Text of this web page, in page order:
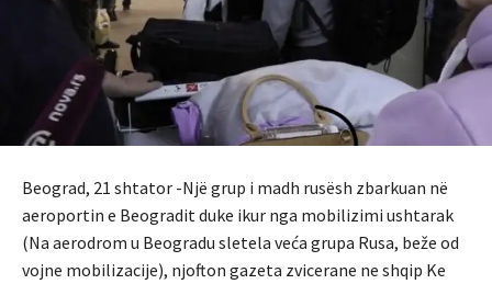
Beograd, 21 shtator -Një grup i madh rusësh zbarkuan në
aeroportin e Beogradit duke ikur nga mobilizimi ushtarak
(Na aerodrom u Beogradu sletela veća grupa Rusa, beže od
vojne mobilizacije), njofton gazeta zvicerane ne shqip Ke